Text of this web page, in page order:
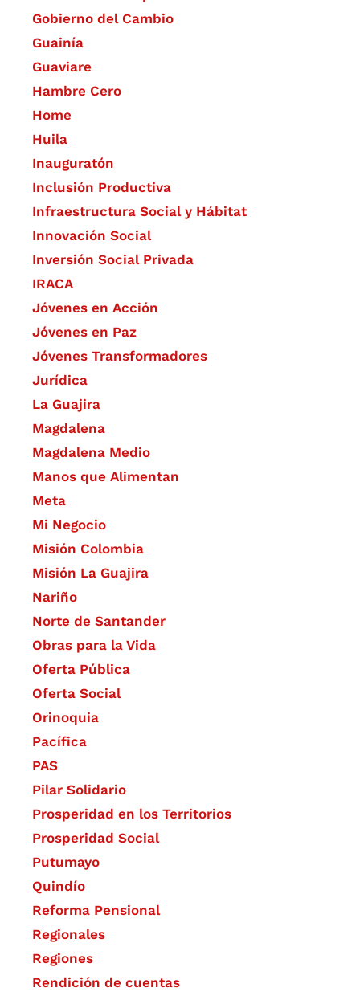
Gobierno del Cambio
Guainía
Guaviare
Hambre Cero
Home
Huila
Inauguratón
Inclusión Productiva
Infraestructura Social y Hábitat
​Innovación Social
Inversión Social Privada
IRACA
Jóvenes en Acción
Jóvenes en Paz
Jóvenes Transformadores
Jurídica
La Guajira
Magdalena
Magdalena Medio
Manos que Alimentan
Meta
Mi Negocio
Misión Colombia
Misión La Guajira
Nariño
Norte de Santander
Obras para la Vida
Oferta Pública
Oferta Social​​
Orinoquia
Pacífica
PAS
Pilar Solidario
Prosperidad en los Territorios
Prosperidad Social
Putumayo
Quindío
Reforma Pensional
Regionales
Regiones
Rendición de cuentas